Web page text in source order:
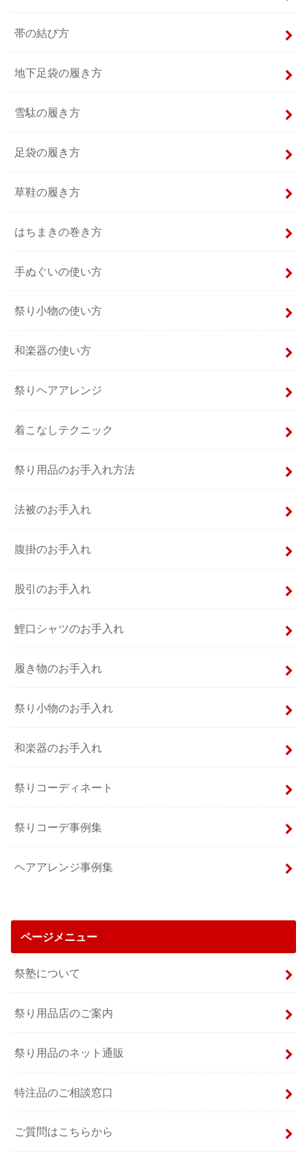
帯の結び方
地下足袋の履き方
雪駄の履き方
足袋の履き方
草鞋の履き方
はちまきの巻き方
手ぬぐいの使い方
祭り小物の使い方
和楽器の使い方
祭りヘアアレンジ
着こなしテクニック
祭り用品のお手入れ方法
法被のお手入れ
腹掛のお手入れ
股引のお手入れ
鯉口シャツのお手入れ
履き物のお手入れ
祭り小物のお手入れ
和楽器のお手入れ
祭りコーディネート
祭りコーデ事例集
ヘアアレンジ事例集
ページメニュー
祭塾について
祭り用品店のご案内
祭り用品のネット通販
特注品のご相談窓口
ご質問はこちらから